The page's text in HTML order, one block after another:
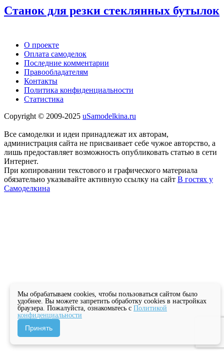
Станок для резки стеклянных бутылок
О проекте
Оплата самоделок
Последние комментарии
Правообладателям
Контакты
Политика конфиденциальности
Статистика
Copyright © 2009-2025 uSamodelkina.ru
Все самоделки и идеи принадлежат их авторам,
администрация сайта не присваивает себе чужое авторство, а
лишь предоставляет возможность опубликовать статью в сети
Интернет.
При копировании текстового и графического материала
обязательно указывайте активную ссылку на сайт В гостях у
Самоделкина
Мы обрабатываем cookies, чтобы пользоваться сайтом было
удобнее. Вы можете запретить обработку cookies в настройках
браузера. Пожалуйста, ознакомьтесь с Политикой
конфиденциальности
Принять